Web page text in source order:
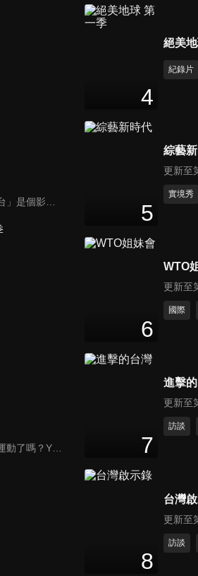
小朋友，你今天運動了嗎？YOYO TV 的哥哥姐姐將前進到台灣各個小學帶領小朋友一起做運動。
第105集 上班一
1
第110集 打工要
1
人間清醒
2
4
絕美
紀錄片
5
綜藝
更新至
實境秀
6
WTO
更新至
國際
7
進擊
更新至
訪談
8
台灣
更新至
訪談